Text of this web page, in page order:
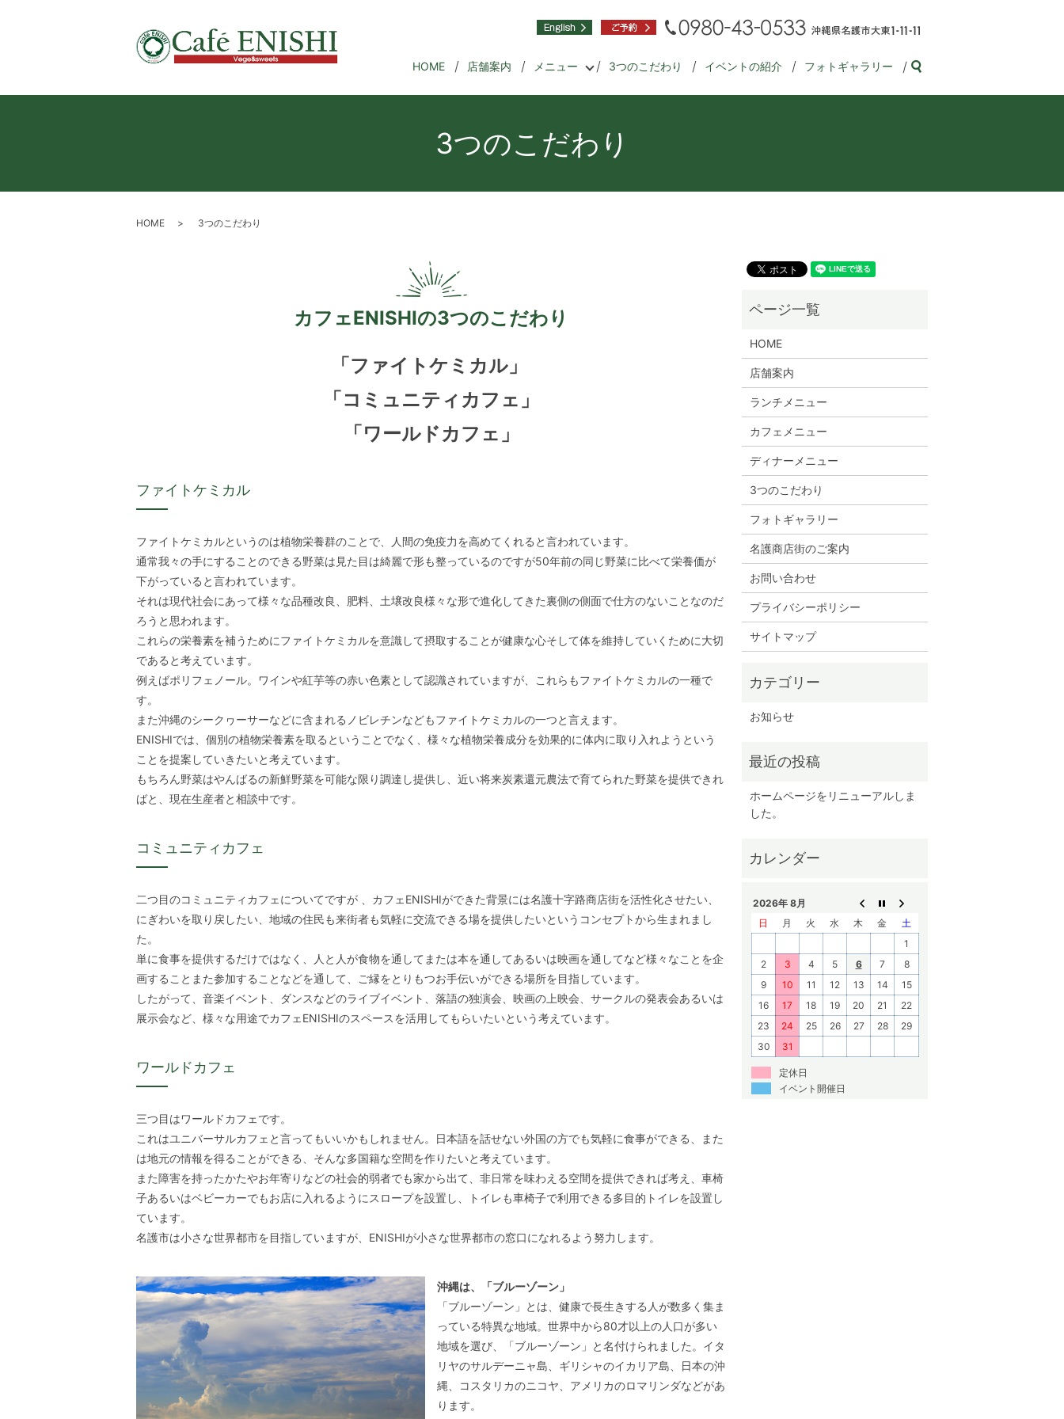
HOME 店舗案内 メニュー 3つのこだわり イベントの紹介 フォトギャラリー search
3つのこだわり
HOME 3つのこだわり
カフェENISHIの3つのこだわり
「ファイトケミカル」
「コミュニティカフェ」
「ワールドカフェ」
ファイトケミカル
ファイトケミカルというのは植物栄養群のことで、人間の免疫力を高めてくれると言われています。
通常我々の手にすることのできる野菜は見た目は綺麗で形も整っているのですが50年前の同じ野菜に比べて栄養価が
下がっていると言われています。
それは現代社会にあって様々な品種改良、肥料、土壌改良様々な形で進化してきた裏側の側面で仕方のないことなのだ
ろうと思われます。
これらの栄養素を補うためにファイトケミカルを意識して摂取することが健康な心そして体を維持していくために大切
であると考えています。
例えばポリフェノール。ワインや紅芋等の赤い色素として認識されていますが、これらもファイトケミカルの一種で
す。
また沖縄のシークヮーサーなどに含まれるノビレチンなどもファイトケミカルの一つと言えます。
ENISHIでは、個別の植物栄養素を取るということでなく、様々な植物栄養成分を効果的に体内に取り入れようという
ことを提案していきたいと考えています。
もちろん野菜はやんばるの新鮮野菜を可能な限り調達し提供し、近い将来炭素還元農法で育てられた野菜を提供できれ
ばと、現在生産者と相談中です。
コミュニティカフェ
二つ目のコミュニティカフェについてですが 、カフェENISHIができた背景には名護十字路商店街を活性化させたい、
にぎわいを取り戻したい、地域の住民も来街者も気軽に交流できる場を提供したいというコンセプトから生まれまし
た。
単に食事を提供するだけではなく、人と人が食物を通してまたは本を通してあるいは映画を通してなど様々なことを企
画することまた参加することなどを通して、ご縁をとりもつお手伝いができる場所を目指しています。
したがって、音楽イベント、ダンスなどのライブイベント、落語の独演会、映画の上映会、サークルの発表会あるいは
展示会など、様々な用途でカフェENISHIのスペースを活用してもらいたいという考えています。
ワールドカフェ
三つ目はワールドカフェです。
これはユニバーサルカフェと言ってもいいかもしれません。日本語を話せない外国の方でも気軽に食事ができる、また
は地元の情報を得ることができる、そんな多国籍な空間を作りたいと考えています。
また障害を持ったかたやお年寄りなどの社会的弱者でも家から出て、非日常を味わえる空間を提供できれば考え、車椅
子あるいはベビーカーでもお店に入れるようにスロープを設置し、トイレも車椅子で利用できる多目的トイレを設置し
ています。
名護市は小さな世界都市を目指していますが、ENISHIが小さな世界都市の窓口になれるよう努力します。
沖縄は、「ブルーゾーン」
「ブルーゾーン」とは、健康で長生きする人が数多く集ま
っている特異な地域。世界中から80才以上の人口が多い
地域を選び、「ブルーゾーン」と名付けられました。イタ
リヤのサルデーニャ島、ギリシャのイカリア島、日本の沖
縄、コスタリカのニコヤ、アメリカのロマリンダなどがあ
ります。
HOME
店舗案内
ランチメニュー
カフェメニュー
ディナーメニュー
3つのこだわり
フォトギャラリー
名護商店街のご案内
お問い合わせ
プライバシーポリシー
サイトマップ
お知らせ
ホームページをリニューアルしま
した。
2026年 8月
日
月 火 水 木 金
土
1
2
3 4 5 6 7
8
9
10 11 12 13 14
15
16
17 18 19 20 21
22
23
24 25 26 27 28
29
30
31
定休日
イベント開催日